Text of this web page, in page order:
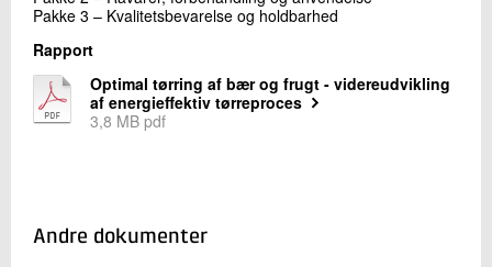
Pakke 3 – Kvalitetsbevarelse og holdbarhed
Rapport
Optimal tørring af bær og frugt - videreudvikling
af energieffektiv tørreproces
3,8 MB pdf
Andre dokumenter